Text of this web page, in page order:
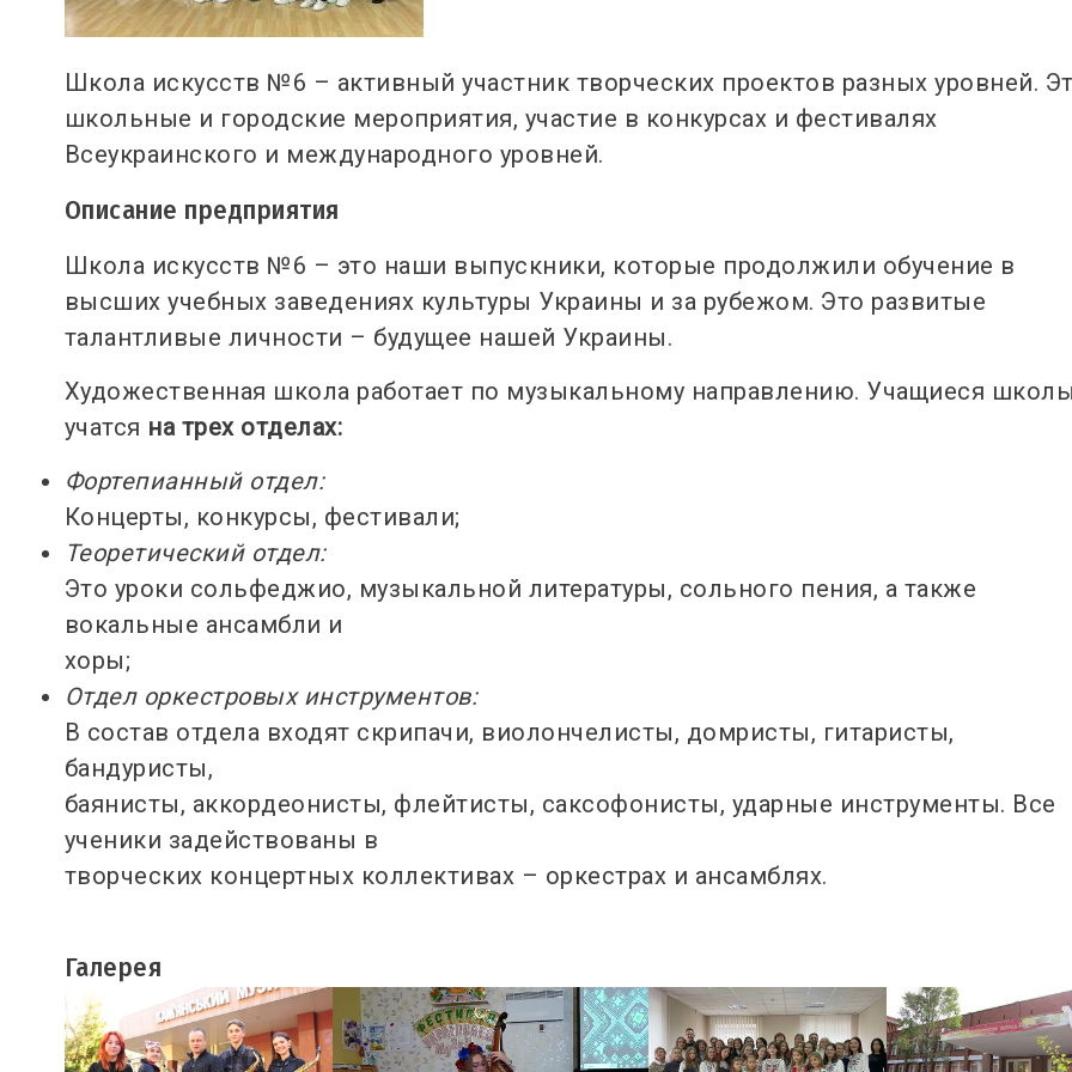
Школа искусств №6 – активный участник творческих проектов разных уровней.
школьные и городские мероприятия, участие в конкурсах и фестивалях
Всеукраинского и международного уровней.
Описание предприятия
Школа искусств №6 – это наши выпускники, которые продолжили обучение в
высших учебных заведениях культуры Украины и за рубежом. Это развитые
талантливые личности – будущее нашей Украины.
Художественная школа работает по музыкальному направлению. Учащиеся
учатся на трех отделах:
Фортепианный отдел:
Концерты, конкурсы, фестивали;
Теоретический отдел:
Это уроки сольфеджио, музыкальной литературы, сольного пения, а также
вокальные ансамбли и
хоры;
Отдел оркестровых инструментов:
В состав отдела входят скрипачи, виолончелисты, домристы, гитаристы,
бандуристы,
баянисты, аккордеонисты, флейтисты, саксофонисты, ударные инструменты. Все
ученики задействованы в
творческих концертных коллективах – оркестрах и ансамблях.
Галерея